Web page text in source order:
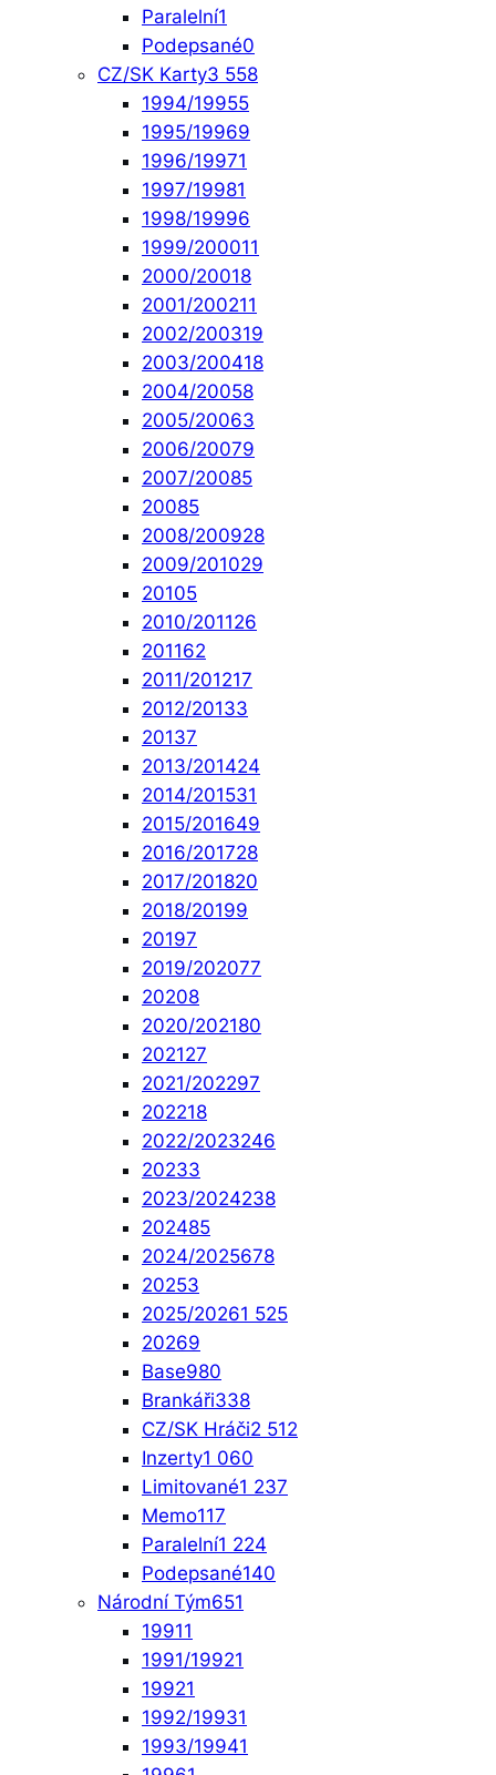
Paralelní1
Podepsané0
CZ/SK Karty3 558
1994/19955
1995/19969
1996/19971
1997/19981
1998/19996
1999/200011
2000/20018
2001/200211
2002/200319
2003/200418
2004/20058
2005/20063
2006/20079
2007/20085
20085
2008/200928
2009/201029
20105
2010/201126
201162
2011/201217
2012/20133
20137
2013/201424
2014/201531
2015/201649
2016/201728
2017/201820
2018/20199
20197
2019/202077
20208
2020/202180
202127
2021/202297
202218
2022/2023246
20233
2023/2024238
202485
2024/2025678
20253
2025/20261 525
20269
Base980
Brankáři338
CZ/SK Hráči2 512
Inzerty1 060
Limitované1 237
Memo117
Paralelní1 224
Podepsané140
Národní Tým651
19911
1991/19921
19921
1992/19931
1993/19941